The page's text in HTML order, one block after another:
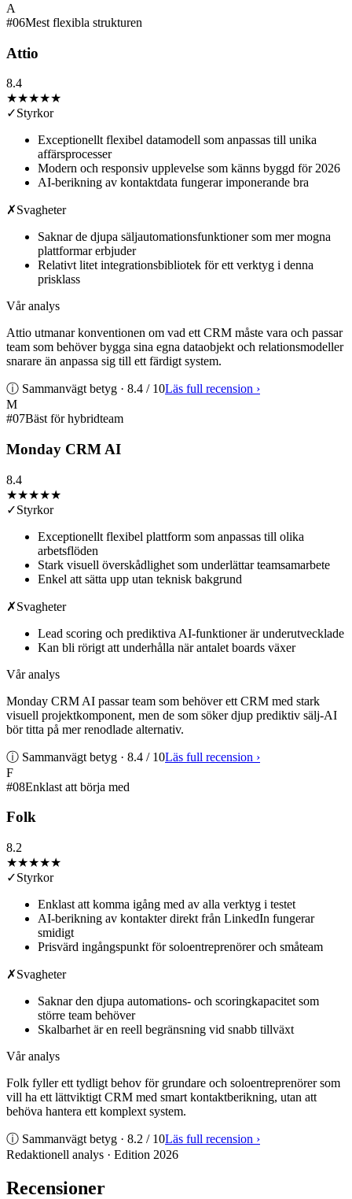
A
#06Mest flexibla strukturen
Attio
8.4
★★★★★
✓Styrkor
Exceptionellt flexibel datamodell som anpassas till unika
affärsprocesser
Modern och responsiv upplevelse som känns byggd för 2026
AI-berikning av kontaktdata fungerar imponerande bra
✗Svagheter
Saknar de djupa säljautomationsfunktioner som mer mogna
plattformar erbjuder
Relativt litet integrationsbibliotek för ett verktyg i denna
prisklass
Vår analys
Attio utmanar konventionen om vad ett CRM måste vara och passar
team som behöver bygga sina egna dataobjekt och relationsmodeller
snarare än anpassa sig till ett färdigt system.
ⓘ Sammanvägt betyg · 8.4 / 10Läs full recension ›
M
#07Bäst för hybridteam
Monday CRM AI
8.4
★★★★★
✓Styrkor
Exceptionellt flexibel plattform som anpassas till olika
arbetsflöden
Stark visuell överskådlighet som underlättar teamsamarbete
Enkel att sätta upp utan teknisk bakgrund
✗Svagheter
Lead scoring och prediktiva AI-funktioner är underutvecklade
Kan bli rörigt att underhålla när antalet boards växer
Vår analys
Monday CRM AI passar team som behöver ett CRM med stark
visuell projektkomponent, men de som söker djup prediktiv sälj-AI
bör titta på mer renodlade alternativ.
ⓘ Sammanvägt betyg · 8.4 / 10Läs full recension ›
F
#08Enklast att börja med
Folk
8.2
★★★★★
✓Styrkor
Enklast att komma igång med av alla verktyg i testet
AI-berikning av kontakter direkt från LinkedIn fungerar
smidigt
Prisvärd ingångspunkt för soloentreprenörer och småteam
✗Svagheter
Saknar den djupa automations- och scoringkapacitet som
större team behöver
Skalbarhet är en reell begränsning vid snabb tillväxt
Vår analys
Folk fyller ett tydligt behov för grundare och soloentreprenörer som
vill ha ett lättviktigt CRM med smart kontaktberikning, utan att
behöva hantera ett komplext system.
ⓘ Sammanvägt betyg · 8.2 / 10Läs full recension ›
Redaktionell analys · Edition 2026
Recensioner